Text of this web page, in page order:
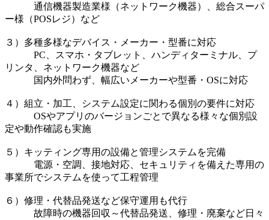
通信機器製造業様（ネットワーク機器）、総合スーパ
ー様（POSレジ）など
３）多種多様なデバイス・メーカー・型番に対応
PC、スマホ・タブレット、ハンディターミナル、プ
リンタ、ネットワーク機器など
国内外問わず、幅広いメーカーや型番・OSに対応
４）組立・加工、システム設定に関わる個別の要件に対応
OSやアプリのバージョンごとで異なる様々な個別設
定や動作確認も実施
５）キッティング専用の設備と管理システムを完備
電源・空調、接地対応、セキュリティを備えた専用の
事業所でシステムを使って工程管理
６）修理・代替品発送など保守運用も代行
故障時の機器回収～代替品発送、修理・廃棄など日々